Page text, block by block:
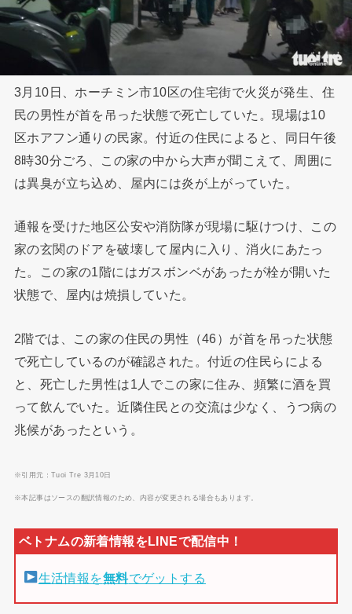
3月10日、ホーチミン市10区の住宅街で火災が発生、住
民の男性が首を吊った状態で死亡していた。現場は10
区ホアフン通りの民家。付近の住民によると、同日午後
8時30分ごろ、この家の中から大声が聞こえて、周囲に
は異臭が立ち込め、屋内には炎が上がっていた。
通報を受けた地区公安や消防隊が現場に駆けつけ、この
家の玄関のドアを破壊して屋内に入り、消火にあたっ
た。この家の1階にはガスボンベがあったが栓が開いた
状態で、屋内は焼損していた。
2階では、この家の住民の男性（46）が首を吊った状態
で死亡しているのが確認された。付近の住民らによる
と、死亡した男性は1人でこの家に住み、頻繁に酒を買
って飲んでいた。近隣住民との交流は少なく、うつ病の
兆候があったという。
※引用元：Tuoi Tre 3月10日
※本記事はソースの翻訳情報のため、内容が変更される場合もあります。
生活情報を無料でゲットする